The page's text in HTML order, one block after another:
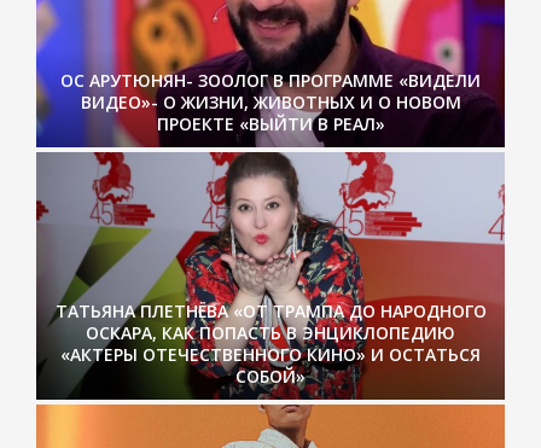
ОС АРУТЮНЯН- ЗООЛОГ В ПРОГРАММЕ «ВИДЕЛИ
ВИДЕО»- О ЖИЗНИ, ЖИВОТНЫХ И О НОВОМ
ПРОЕКТЕ «ВЫЙТИ В РЕАЛ»
ТАТЬЯНА ПЛЕТНЁВА «ОТ ТРАМПА ДО НАРОДНОГО
ОСКАРА, КАК ПОПАСТЬ В ЭНЦИКЛОПЕДИЮ
«АКТЕРЫ ОТЕЧЕСТВЕННОГО КИНО» И ОСТАТЬСЯ
СОБОЙ»